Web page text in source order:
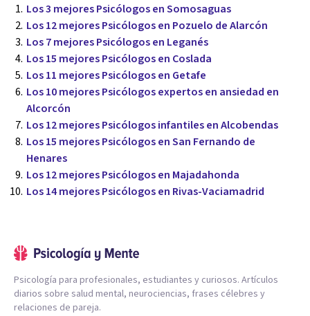
Los 3 mejores Psicólogos en Somosaguas
Los 12 mejores Psicólogos en Pozuelo de Alarcón
Los 7 mejores Psicólogos en Leganés
Los 15 mejores Psicólogos en Coslada
Los 11 mejores Psicólogos en Getafe
Los 10 mejores Psicólogos expertos en ansiedad en
Alcorcón
Los 12 mejores Psicólogos infantiles en Alcobendas
Los 15 mejores Psicólogos en San Fernando de
Henares
Los 12 mejores Psicólogos en Majadahonda
Los 14 mejores Psicólogos en Rivas-Vaciamadrid
Psicología para profesionales, estudiantes y curiosos. Artículos
diarios sobre salud mental, neurociencias, frases célebres y
relaciones de pareja.